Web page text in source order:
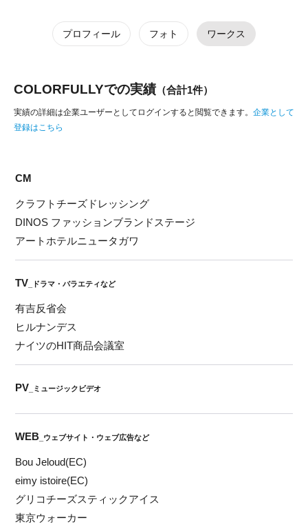
プロフィール フォト ワークス
COLORFULLYでの実績（合計1件）
実績の詳細は企業ユーザーとしてログインすると閲覧できます。 企業として
登録はこちら
CM
クラフトチーズドレッシング
DINOS ファッションブランドステージ
アートホテルニュータガワ
TV _ドラマ・バラエティなど
有吉反省会
ヒルナンデス
ナイツのHIT商品会議室
PV _ミュージックビデオ
WEB _ウェブサイト・ウェブ広告など
Bou Jeloud(EC)
eimy istoire(EC)
グリコチーズスティックアイス
東京ウォーカー